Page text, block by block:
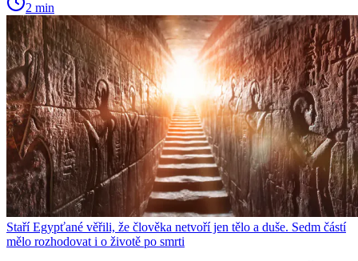
2 min
Staří Egypťané věřili, že člověka netvoří jen tělo a duše. Sedm částí
mělo rozhodovat i o životě po smrti